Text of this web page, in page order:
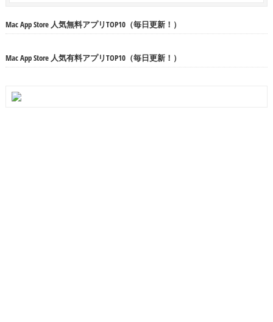
Mac App Store 人気無料アプリTOP10（毎日更新！）
Mac App Store 人気有料アプリTOP10（毎日更新！）